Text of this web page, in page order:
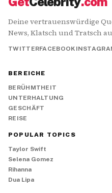
Deine vertrauenswürdige
News, Klatsch und Tratsch
TWITTERFACEBOOK
BEREICHE
BERÜHMTHEIT
UNTERHALTUNG
GESCHÄFT
REISE
POPULAR TOPICS
Taylor Swift
Selena Gomez
Rihanna
Dua Lipa